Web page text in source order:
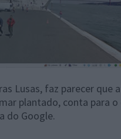
Lusas, faz parecer que
plantado, conta para
do Google.